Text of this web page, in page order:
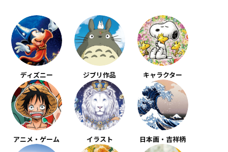
ディズニー ジブリ作品 キャラクター
アニメ・ゲーム イラスト 日本画・吉祥柄